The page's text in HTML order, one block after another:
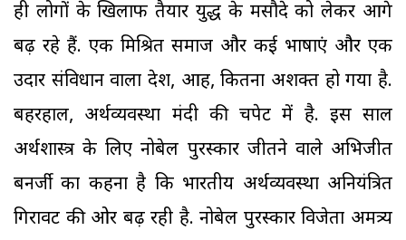
ही लोगों के खिलाफ तैयार युद्ध के मसौदे को लेकर आगे
बढ़ रहे हैं. एक मिश्रित समाज और कई भाषाएं और एक
उदार संविधान वाला देश, आह, कितना अशक्त हो गया है.
बहरहाल, अर्थव्यवस्था मंदी की चपेट में है. इस साल
अर्थशास्त्र के लिए नोबेल पुरस्कार जीतने वाले अभिजीत
बनर्जी का कहना है कि भारतीय अर्थव्यवस्था अनियंत्रित
गिरावट की ओर बढ़ रही है. नोबेल पुरस्कार विजेता अमत्र्य